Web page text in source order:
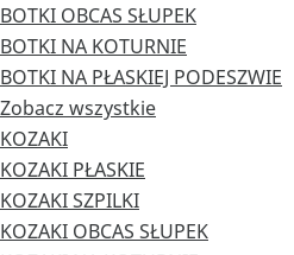
BOTKI OBCAS SŁUPEK
BOTKI NA KOTURNIE
BOTKI NA PŁASKIEJ PODESZWIE
Zobacz wszystkie
KOZAKI
KOZAKI PŁASKIE
KOZAKI SZPILKI
KOZAKI OBCAS SŁUPEK